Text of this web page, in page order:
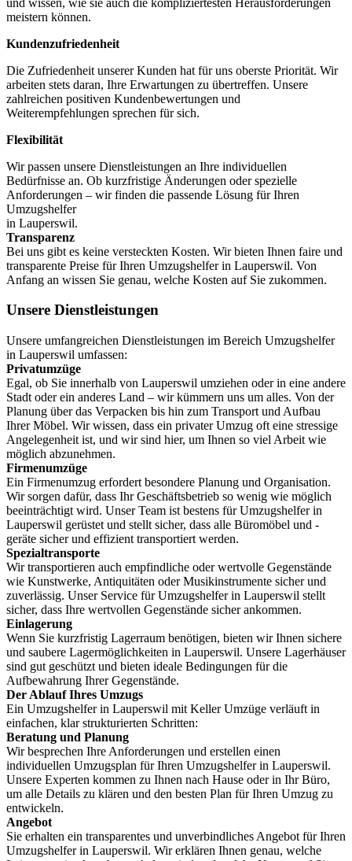
meistern können.
Kundenzufriedenheit
Die Zufriedenheit unserer Kunden hat für uns oberste Priorität. Wir
arbeiten stets daran, Ihre Erwartungen zu übertreffen. Unsere
zahlreichen positiven Kundenbewertungen und
Weiterempfehlungen sprechen für sich.
Flexibilität
Wir passen unsere Dienstleistungen an Ihre individuellen
Bedürfnisse an. Ob kurzfristige Änderungen oder spezielle
Anforderungen – wir finden die passende Lösung für Ihren
Umzugshelfer
in Lauperswil.
Transparenz
Bei uns gibt es keine versteckten Kosten. Wir bieten Ihnen faire und
transparente Preise für Ihren Umzugshelfer in Lauperswil. Von
Anfang an wissen Sie genau, welche Kosten auf Sie zukommen.
Unsere Dienstleistungen
Unsere umfangreichen Dienstleistungen im Bereich Umzugshelfer
in Lauperswil umfassen:
Privatumzüge
Egal, ob Sie innerhalb von Lauperswil umziehen oder in eine andere
Stadt oder ein anderes Land – wir kümmern uns um alles. Von der
Planung über das Verpacken bis hin zum Transport und Aufbau
Ihrer Möbel. Wir wissen, dass ein privater Umzug oft eine stressige
Angelegenheit ist, und wir sind hier, um Ihnen so viel Arbeit wie
möglich abzunehmen.
Firmenumzüge
Ein Firmenumzug erfordert besondere Planung und Organisation.
Wir sorgen dafür, dass Ihr Geschäftsbetrieb so wenig wie möglich
beeinträchtigt wird. Unser Team ist bestens für Umzugshelfer in
Lauperswil gerüstet und stellt sicher, dass alle Büromöbel und -
geräte sicher und effizient transportiert werden.
Spezialtransporte
Wir transportieren auch empfindliche oder wertvolle Gegenstände
wie Kunstwerke, Antiquitäten oder Musikinstrumente sicher und
zuverlässig. Unser Service für Umzugshelfer in Lauperswil stellt
sicher, dass Ihre wertvollen Gegenstände sicher ankommen.
Einlagerung
Wenn Sie kurzfristig Lagerraum benötigen, bieten wir Ihnen sichere
und saubere Lagermöglichkeiten in Lauperswil. Unsere Lagerhäuser
sind gut geschützt und bieten ideale Bedingungen für die
Aufbewahrung Ihrer Gegenstände.
Der Ablauf Ihres Umzugs
Ein Umzugshelfer in Lauperswil mit Keller Umzüge verläuft in
einfachen, klar strukturierten Schritten:
Beratung und Planung
Wir besprechen Ihre Anforderungen und erstellen einen
individuellen Umzugsplan für Ihren Umzugshelfer in Lauperswil.
Unsere Experten kommen zu Ihnen nach Hause oder in Ihr Büro,
um alle Details zu klären und den besten Plan für Ihren Umzug zu
entwickeln.
Angebot
Sie erhalten ein transparentes und unverbindliches Angebot für Ihren
Umzugshelfer in Lauperswil. Wir erklären Ihnen genau, welche